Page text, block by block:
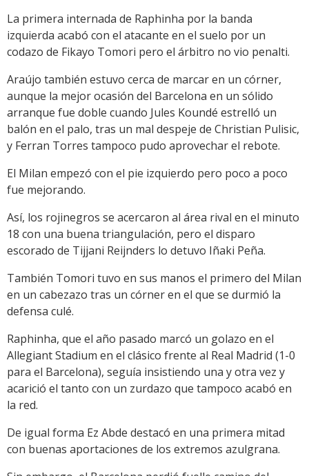
La primera internada de Raphinha por la banda
izquierda acabó con el atacante en el suelo por un
codazo de Fikayo Tomori pero el árbitro no vio penalti.
Araújo también estuvo cerca de marcar en un córner,
aunque la mejor ocasión del Barcelona en un sólido
arranque fue doble cuando Jules Koundé estrelló un
balón en el palo, tras un mal despeje de Christian Pulisic,
y Ferran Torres tampoco pudo aprovechar el rebote.
El Milan empezó con el pie izquierdo pero poco a poco
fue mejorando.
Así, los rojinegros se acercaron al área rival en el minuto
18 con una buena triangulación, pero el disparo
escorado de Tijjani Reijnders lo detuvo Iñaki Peña.
También Tomori tuvo en sus manos el primero del Milan
en un cabezazo tras un córner en el que se durmió la
defensa culé.
Raphinha, que el año pasado marcó un golazo en el
Allegiant Stadium en el clásico frente al Real Madrid (1-0
para el Barcelona), seguía insistiendo una y otra vez y
acarició el tanto con un zurdazo que tampoco acabó en
la red.
De igual forma Ez Abde destacó en una primera mitad
con buenas aportaciones de los extremos azulgrana.